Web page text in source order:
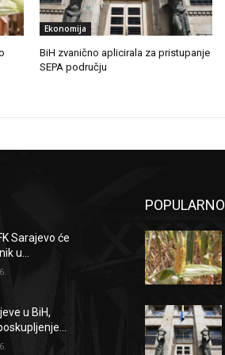
Ekonomija
BiH zvanično aplicirala za pristupanje
SEPA području
Sarajevo će
u...
u BiH,
POPULARNO